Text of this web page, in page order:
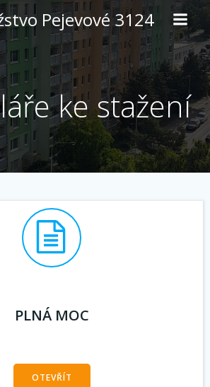
Skip
to
content
Pejevové 3124
ke stažení
PLNÁ MOC
OTEVŘÍT